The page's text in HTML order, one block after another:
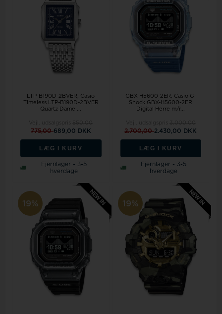
LTP-B190D-2BVER, Casio
Timeless LTP-B190D-2BVER
Quartz Dame ...
775,00689,00 DKK
LÆG I KURV
Fjernlager - 3-5
hverdage
GBX-H5600-2ER, Casio G-
Shock GBX-H5600-2ER
Digital Herre m/r...
2.700,002.430,00 DKK
LÆG I KURV
Fjernlager - 3-5
hverdage
19% 19%